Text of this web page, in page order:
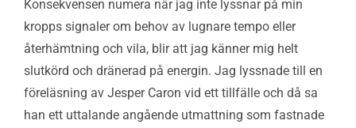
Konsekvensen numera när jag inte lyssnar på min
kropps signaler om behov av lugnare tempo eller
återhämtning och vila, blir att jag känner mig helt
slutkörd och dränerad på energin. Jag lyssnade till en
föreläsning av Jesper Caron vid ett tillfälle och då sa
han ett uttalande angående utmattning som fastnade